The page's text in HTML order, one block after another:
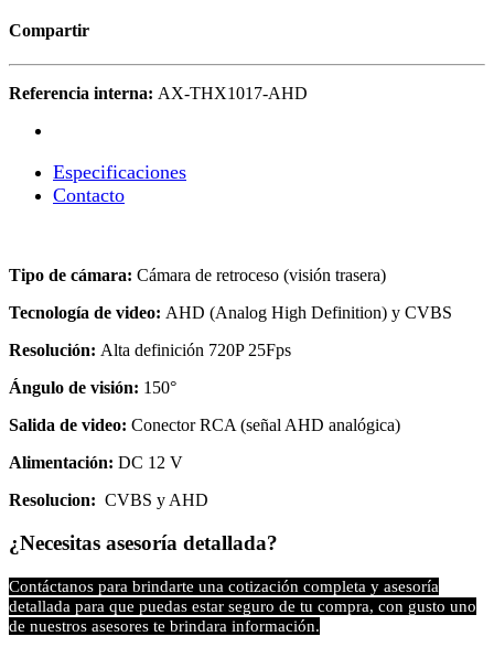
Compartir
Referencia interna: AX-THX1017-AHD
Especificaciones
Contacto
Tipo de cámara: Cámara de retroceso (visión trasera)
Tecnología de video: AHD (Analog High Definition) y CVBS
Resolución: Alta definición 720P 25Fps
Ángulo de visión: 150°
Salida de video: Conector RCA (señal AHD analógica)
Alimentación: DC 12 V
Resolucion: CVBS y AHD
¿Necesitas asesoría detallada?
Contáctanos para brindarte una cotización completa y asesoría
detallada para que puedas estar seguro de tu compra, con gusto uno
de nuestros asesores te brindara información.